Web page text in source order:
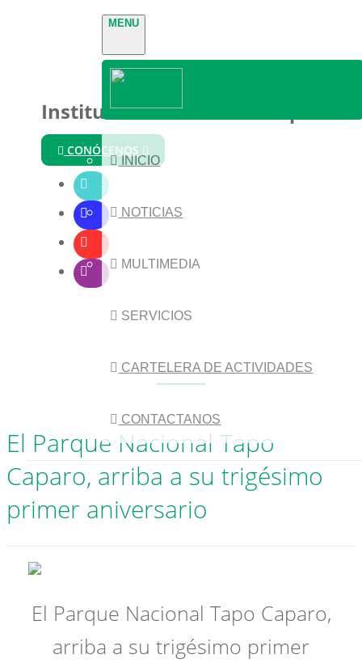
MENU
INICIO
NOTICIAS
MULTIMEDIA
SERVICIOS
CARTELERA DE ACTIVIDADES
CONTACTANOS
Instituto Nacional de Parques
CONÓCENOS
El Parque Nacional Tapo
Caparo, arriba a su trigésimo
primer aniversario
El Parque Nacional Tapo Caparo,
arriba a su trigésimo primer